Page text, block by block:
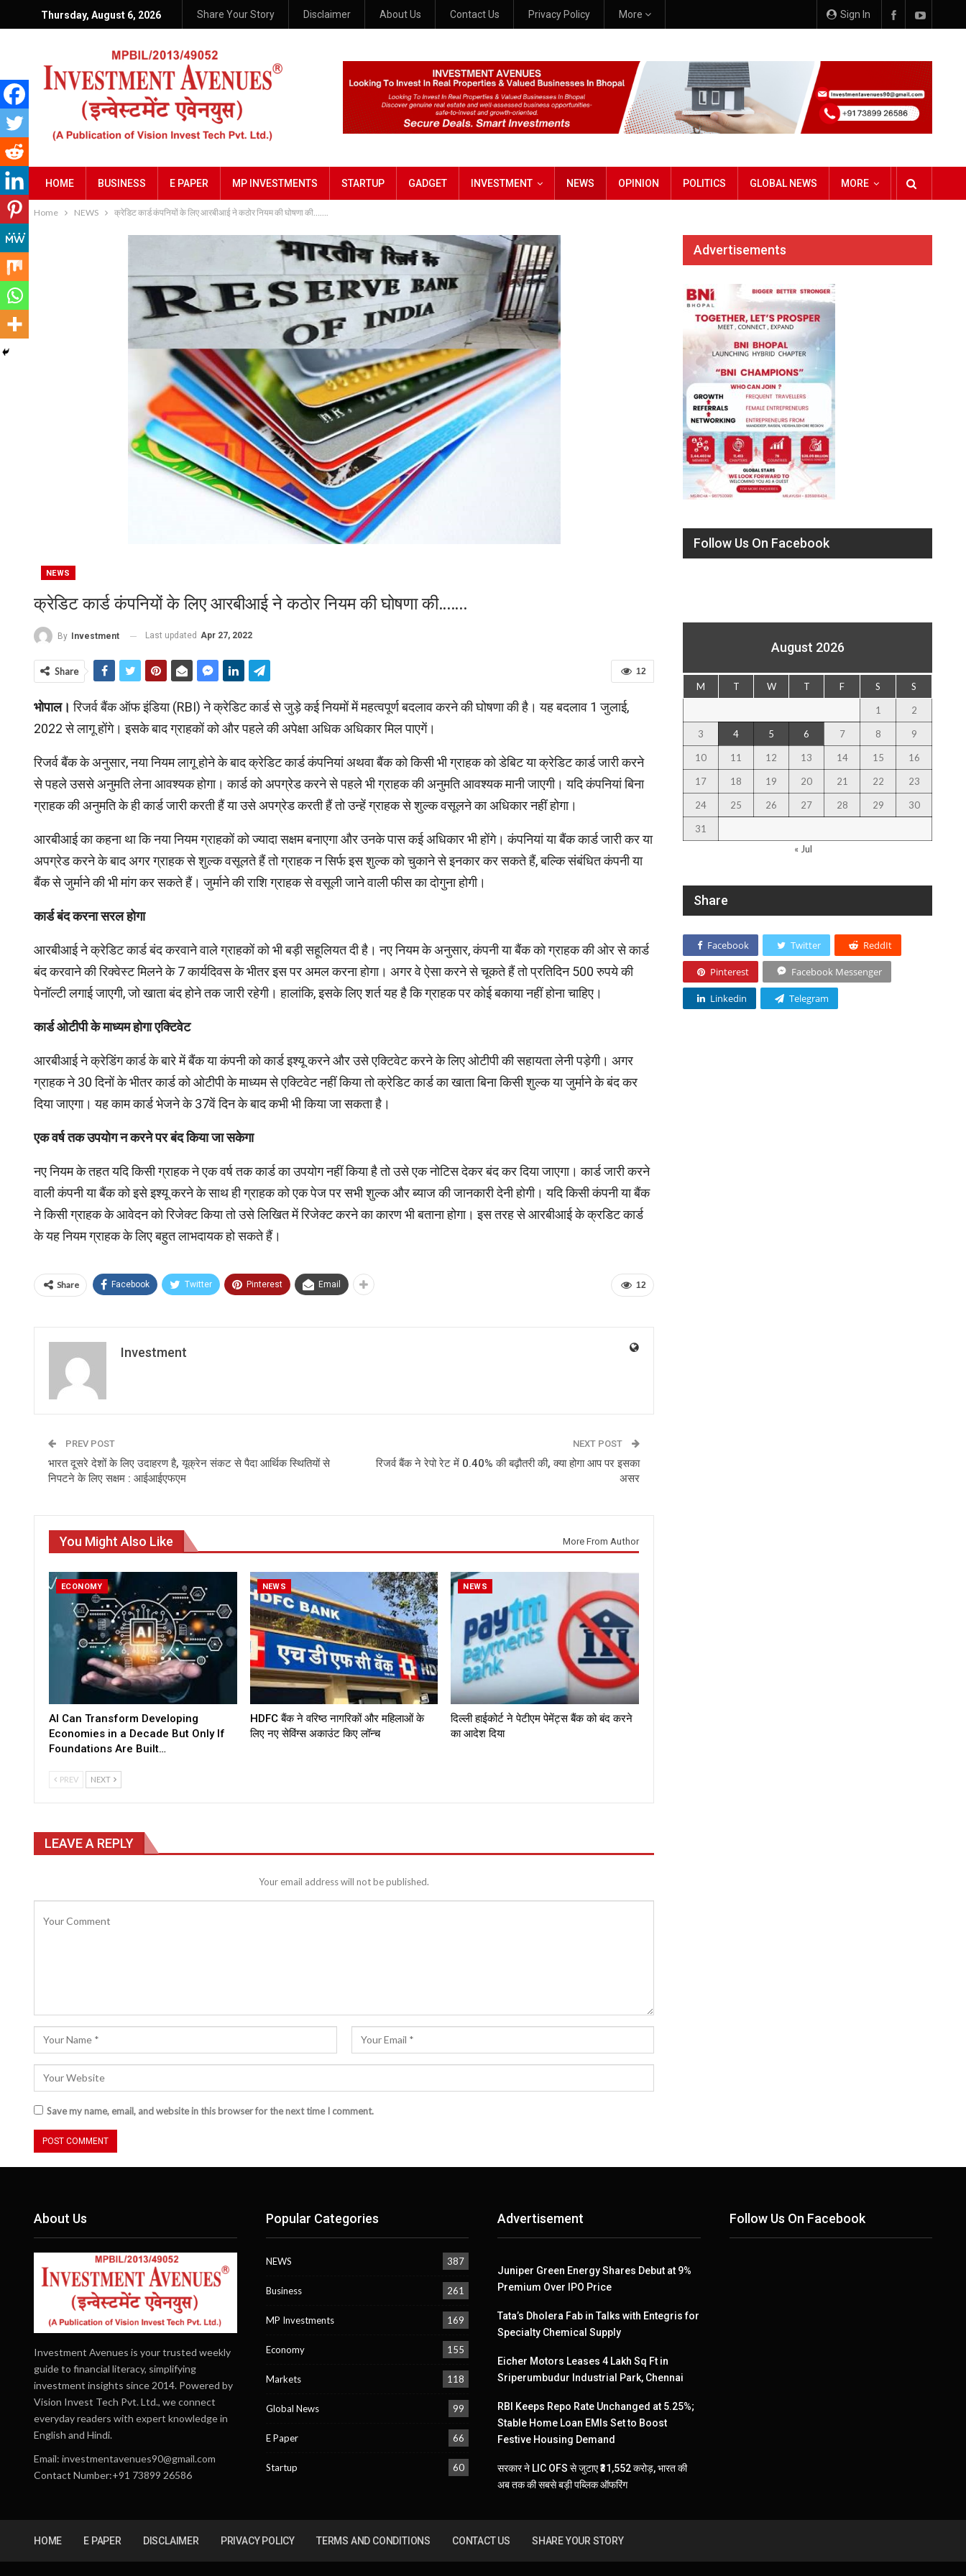
Sign In
Thursday, August 6, 2026 Share Your Story Disclaimer About Us Contact Us Privacy Policy More
HOME BUSINESS E PAPER MP INVESTMENTS STARTUP GADGET INVESTMENT NEWS OPINION POLITICS GLOBAL NEWS MORE
Home NEWS क्रेडिट कार्ड कंपनियों के लिए आरबीआई ने कठोर नियम की घोषणा की…….
NEWS
क्रेडिट कार्ड कंपनियों के लिए आरबीआई ने कठोर नियम की घोषणा की…….
By Investment Last updated Apr 27, 2022
12
Share
भोपाल।रिजर्व बैंक ऑफ इंडिया (RBI) ने क्रेडिट कार्ड से जुड़े कई नियमों में महत्‍वपूर्ण बदलाव करने की घोषणा की है। यह बदलाव 1 जुलाई,
2022 से लागू होंगे। इसके बाद ग्राहकों को और पहले की अपेक्षा अधिक अधिकार मिल पाएगें।
रिजर्व बैंक के अनुसार, नया नियम लागू होने के बाद क्रेडिट कार्ड कंपनियां अथवा बैंक को किसी भी ग्राहक को डेबिट या क्रेडिट कार्ड जारी करने
से पहले उससे अनुमति लेना आवश्‍यक होगा। कार्ड को अपग्रेड करने से पहले भी ग्राहक की अनुमति आवश्‍यक मानी जाएगी। यदि कंपनियां बिना
ग्राहक की अनुमति के ही कार्ड जारी करती हैं या उसे अपग्रेड करती हैं तो उन्‍हें ग्राहक से शुल्‍क वसूलने का अधिकार नहीं होगा।
आरबीआई का कहना था कि नया नियम ग्राहकों को ज्‍यादा सक्षम बनाएगा और उनके पास कई अधिकार भी होंगे। कंपनियां या बैंक कार्ड जारी कर या
अपग्रेड करने के बाद अगर ग्राहक से शुल्‍क वसूलते हैं तो ग्राहक न सिर्फ इस शुल्‍क को चुकाने से इनकार कर सकते हैं, बल्कि संबंधित कंपनी या
बैंक से जुर्माने की भी मांग कर सकते हैं। जुर्माने की राशि ग्राहक से वसूली जाने वाली फीस का दोगुना होगी।
कार्ड बंद करना सरल होगा
आरबीआई ने क्रेडिट कार्ड बंद करवाने वाले ग्राहकों को भी बड़ी सहूलियत दी है। नए नियम के अनुसार, कंपनी या बैंक को ग्राहक की ओर से कार्ड
बंद करवाने की रिक्‍वेस्‍ट मिलने के 7 कार्यदिवस के भीतर इस पर अमल करना होगा। अगर वे ऐसा करने से चूकते हैं तो प्रतिदिन 500 रुपये की
पेनॉल्‍टी लगाई जाएगी, जो खाता बंद होने तक जारी रहेगी। हालांकि, इसके लिए शर्त यह है कि ग्राहक पर कोई बकाया नहीं होना चाहिए।
कार्ड ओटीपी के माध्‍यम होगा एक्टिवेट
आरबीआई ने क्रेडिंग कार्ड के बारे में बैंक या कंपनी को कार्ड इश्‍यू करने और उसे एक्टिवेट करने के लिए ओटीपी की सहायता लेनी पड़ेगी। अगर
ग्राहक ने 30 दिनों के भीतर कार्ड को ओटीपी के माध्‍यम से एक्टिवेट नहीं किया तो क्रेडिट कार्ड का खाता बिना किसी शुल्‍क या जुर्माने के बंद कर
दिया जाएगा। यह काम कार्ड भेजने के 37वें दिन के बाद कभी भी किया जा सकता है।
एक वर्ष तक उपयोग न करने पर बंद किया जा सकेगा
नए नियम के तहत यदि किसी ग्राहक ने एक वर्ष तक कार्ड का उपयोग नहीं किया है तो उसे एक नोटिस देकर बंद कर दिया जाएगा। कार्ड जारी करने
वाली कंपनी या बैंक को इसे इश्‍यू करने के साथ ही ग्राहक को एक पेज पर सभी शुल्‍क और ब्‍याज की जानकारी देनी होगी। यदि किसी कंपनी या बैंक
ने किसी ग्राहक के आवेदन को रिजेक्‍ट किया तो उसे लिखित में रिजेक्‍ट करने का कारण भी बताना होगा। इस तरह से आरबीआई के क्रडिट कार्ड
के यह नियम ग्राहक के लिए बहुत लाभदायक हो सकते हैं।
12
Share Facebook Twitter Pinterest Email
Investment
PREV POST
भारत दूसरे देशों के लिए उदाहरण है, यूक्रेन संकट से पैदा आर्थिक स्थितियों से
निपटने के लिए सक्षम : आईआईएफएम
NEXT POST
रिजर्व बैंक ने रेपो रेट में 0.40% की बढ़ौतरी की, क्‍या होगा आप पर इसका
असर
You Might Also Like More From Author
ECONOMY
AI Can Transform Developing
Economies in a Decade But Only If
Foundations Are Built…
NEWS
HDFC बैंक ने वरिष्ठ नागरिकों और महिलाओं के
लिए नए सेविंग्स अकाउंट किए लॉन्च
NEWS
दिल्ली हाईकोर्ट ने पेटीएम पेमेंट्स बैंक को बंद करने
का आदेश दिया
PREV NEXT
LEAVE A REPLY
Your email address will not be published.
Save my name, email, and website in this browser for the next time I comment.
Advertisements
Follow Us On Facebook
August 2026
M T W T F S S
1 2
3 4 5 6 7 8 9
10 11 12 13 14 15 16
17 18 19 20 21 22 23
24 25 26 27 28 29 30
31
« Jul
Share
Facebook Twitter ReddIt
Pinterest Facebook Messenger
Linkedin Telegram
About Us
Investment Avenues is your trusted weekly
guide to financial literacy, simplifying
investment insights since 2014. Powered by
Vision Invest Tech Pvt. Ltd., we connect
everyday readers with expert knowledge in
English and Hindi.
Email: investmentavenues90@gmail.com
Contact Number:+91 73899 26586
Popular Categories
NEWS 387
Business 261
MP Investments 169
Economy 155
Markets 118
Global News 99
E Paper 66
Startup 60
Advertisement
Juniper Green Energy Shares Debut at 9%
Premium Over IPO Price
Tata’s Dholera Fab in Talks with Entegris for
Specialty Chemical Supply
Eicher Motors Leases 4 Lakh Sq Ft in
Sriperumbudur Industrial Park, Chennai
RBI Keeps Repo Rate Unchanged at 5.25%;
Stable Home Loan EMIs Set to Boost
Festive Housing Demand
सरकार ने LIC OFS से जुटाए ₹31,552 करोड़, भारत की
अब तक की सबसे बड़ी पब्लिक ऑफरिंग
Follow Us On Facebook
HOME E PAPER DISCLAIMER PRIVACY POLICY TERMS AND CONDITIONS CONTACT US SHARE YOUR STORY